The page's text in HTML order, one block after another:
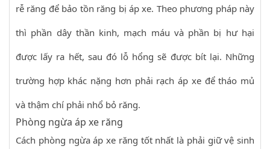
rễ răng để bảo tồn răng bị áp xe. Theo phương pháp này
thì phần dây thần kinh, mạch máu và phần bị hư hại
được lấy ra hết, sau đó lỗ hổng sẽ được bít lại. Những
trường hợp khác nặng hơn phải rạch áp xe để tháo mủ
và thậm chí phải nhổ bỏ răng.
Phòng ngừa áp xe răng
Cách phòng ngừa áp xe răng tốt nhất là phải giữ vệ sinh